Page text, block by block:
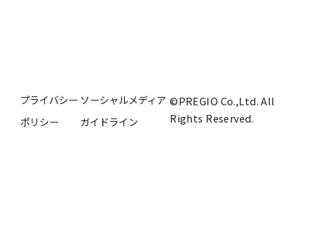
プライバシー
ポリシー
ソーシャルメディア
ガイドライン
©PREGIO Co.,Ltd. All
Rights Reserved.